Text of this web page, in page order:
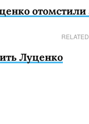
отомстили
Луценко